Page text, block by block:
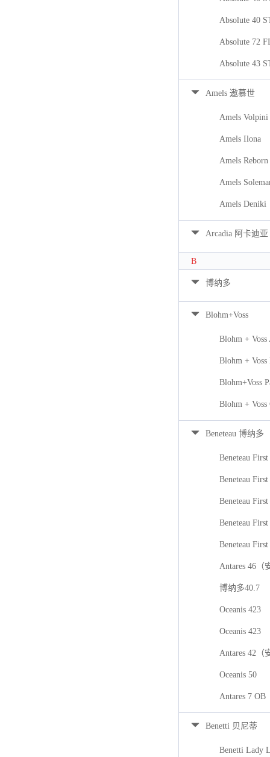
Absolute 40
Absolute 72
Absolute 43
Amels 遨慕世
Amels Volpini
Amels Ilona
Amels
Amels
Amels Deniki
Arcadia 阿卡迪亚
B
博纳多
Blohm+Voss
Blohm + Voss
Blohm +
Blohm+Voss
Blohm + Voss
Beneteau 博纳多
Beneteau
Beneteau
Beneteau
Beneteau
Beneteau
Antares 46（
博纳多40.7
Oceanis 423
Oceanis 423
Antares 42（
Oceanis 50
Antares 7 OB
Benetti 贝尼蒂
Benetti Lady